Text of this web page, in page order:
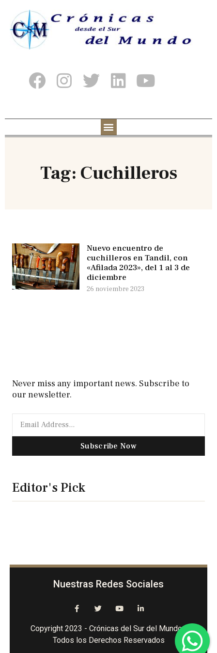
Tag: Cuchilleros
Nuevo encuentro de
cuchilleros en Tandil, con
«Afilada 2023», del 1 al 3 de
diciembre
26 noviembre 2023
Never miss any important news. Subscribe to
our newsletter.
Subscribe Now
Editor's Pick
Nuestras Redes Sociales
Copyright 2023 - Crónicas del Sur del Mundo -
Todos los Derechos Reservados